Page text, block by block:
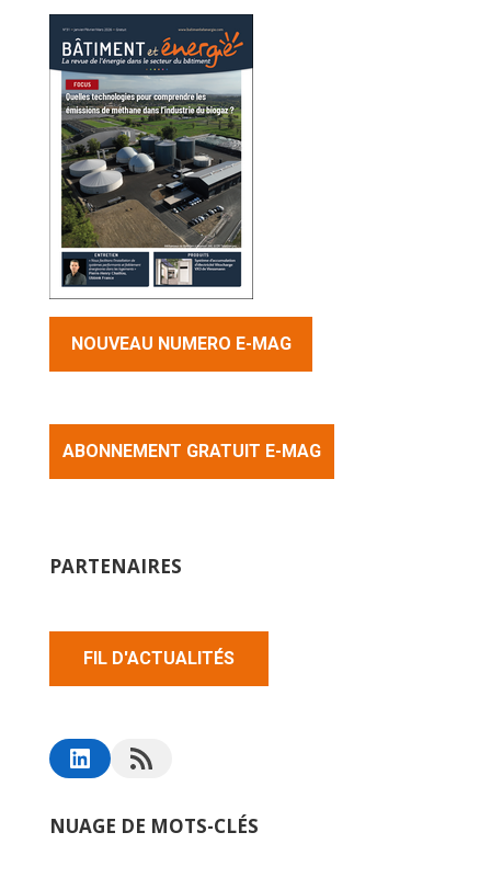
NOUVEAU NUMERO E-MAG
ABONNEMENT GRATUIT E-MAG
PARTENAIRES
FIL D'ACTUALITÉS
NUAGE DE MOTS-CLÉS